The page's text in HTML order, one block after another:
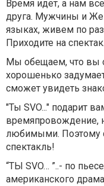
Время идет, а нам
друга. Мужчины и
языках, живем по
Приходите на
Мы обещаем, что вы
хорошенько
сможет увидеть
"Ты SVO..." подарит
времяпровождение,
любимыми. Поэтому
спектакль!
“ТЫ SVO… ”..- по
американского